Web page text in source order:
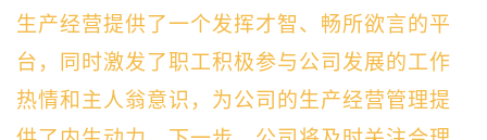
生产经营提供了一个发挥才智、畅所欲言的平
台，
同时激发了职工积极参与公司发展的工作
热情和主人翁意识，为公司的生产经营管理提